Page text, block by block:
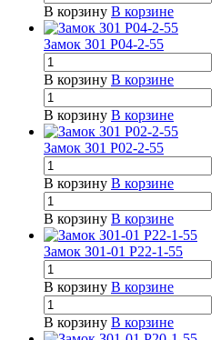
В корзину В корзине
Замок З01 Р04-2-55
В корзину В корзине
В корзину В корзине
Замок З01 Р02-2-55
В корзину В корзине
В корзину В корзине
Замок З01-01 Р22-1-55
В корзину В корзине
В корзину В корзине